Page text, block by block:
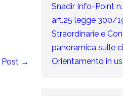
Post →
Snadir Info-Point
art.25 legge 300/
Straordinarie e
panoramica sulle
Orientamento in